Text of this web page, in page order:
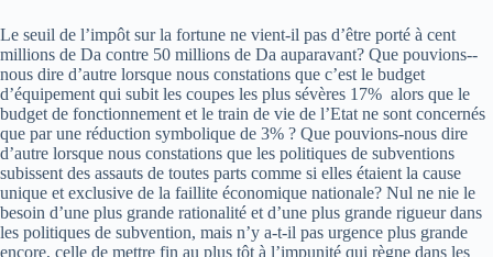
Le seuil de l’impôt sur la fortune ne vient-­il pas d’être porté à cent
millions de Da contre 50 millions de Da auparavant? Que pouvions-­
nous dire d’autre lorsque nous constations que c’est le budget
d’équipement qui subit les coupes les plus sévères­ 17% ­ alors que le
budget de fonctionnement et le train de vie de l’Etat ne sont concernés
que par une réduction symbolique de 3% ? Que pouvions-­nous dire
d’autre lorsque nous constations que les politiques de subventions
subissent des assauts de toutes parts comme si elles étaient la cause
unique et exclusive de la faillite économique nationale? Nul ne nie le
besoin d’une plus grande rationalité et d’une plus grande rigueur dans
les politiques de subvention, mais n’y a­-t-­il pas urgence plus grande
encore, celle de mettre fin au plus tôt à l’impunité qui règne dans les